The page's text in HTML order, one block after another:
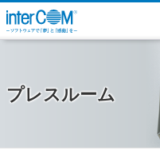
プレスルーム